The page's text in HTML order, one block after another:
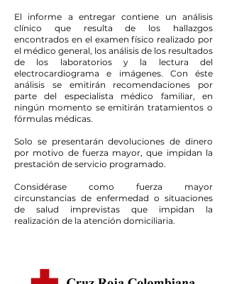
El informe a entregar contiene un análisis
clínico que resulta de los hallazgos
encontrados en el examen físico realizado por
el médico general, los análisis de los resultados
de los laboratorios y la lectura del
electrocardiograma e imágenes. Con éste
análisis se emitirán recomendaciones por
parte del especialista médico familiar, en
ningún momento se emitirán tratamientos o
fórmulas médicas.
Solo se presentarán devoluciones de dinero
por motivo de fuerza mayor, que impidan la
prestación de servicio programado.
Considérase como fuerza mayor
circunstancias de enfermedad o situaciones
de salud imprevistas que impidan la
realización de la atención domiciliaria.